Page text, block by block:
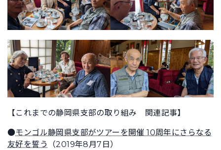
【これまでの静岡県支部の取り組み 関連記事】
●モンゴル静岡県支部がツアーを開催 10周年にさらなる
友好を誓う
（2019年8月7日）